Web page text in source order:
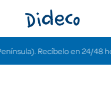
Recíbelo en 24/48